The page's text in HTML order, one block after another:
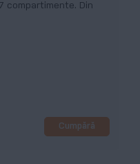
compartimente. Din
Cumpără